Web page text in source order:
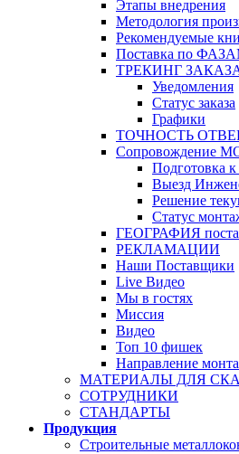
Этапы внедрения
Методология
Рекомендуемые
Поставка по
ТРЕКИНГ
Уведомления
Статус заказа
Графики
ТОЧНОСТЬ
Сопровождение
Подготовка
Выезд
Решение
Статус
ГЕОГРАФИЯ
РЕКЛАМАЦИИ
Наши Поставщики
Live Видео
Мы в гостях
Миссия
Видео
Топ 10 фишек
Направление
МАТЕРИАЛЫ ДЛЯ
СОТРУДНИКИ
СТАНДАРТЫ
Продукция
Строительные